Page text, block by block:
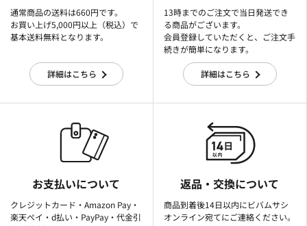
通常商品の送料は660円です。
お買い上げ5,000円以上（税込）で
基本送料無料となります。
詳細はこちら
13時までのご注文で当日発送でき
る商品がございます。
会員登録していただくと、ご注文手
続きが簡単になります。
詳細はこちら
お支払いについて
クレジットカード・Amazon Pay・
楽天ぺイ・d払い・PayPay・代金引
返品・交換について
商品到着後14日以内にビバムサシ
オンライン宛てにご連絡ください。